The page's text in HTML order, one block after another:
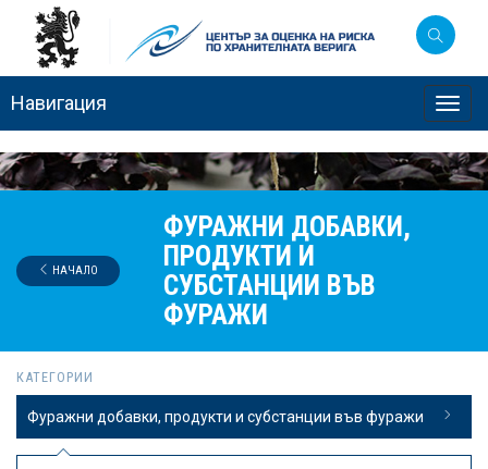
Навигация
ФУРАЖНИ ДОБАВКИ,
ПРОДУКТИ И
СУБСТАНЦИИ ВЪВ
ФУРАЖИ
НАЧАЛО
КАТЕГОРИИ
Фуражни добавки, продукти и субстанции във фуражи